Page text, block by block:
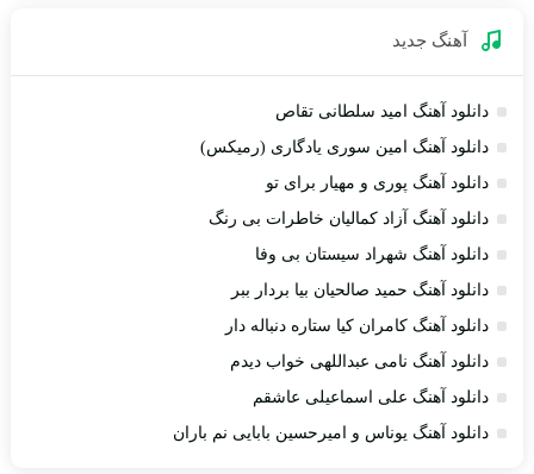
آهنگ جديد
دانلود آهنگ امید سلطانی تقاص
دانلود آهنگ امین سوری یادگاری (رمیکس)
دانلود آهنگ پوری و مهیار برای تو
دانلود آهنگ آزاد کمالیان خاطرات بی رنگ
دانلود آهنگ شهراد سیستان بی وفا
دانلود آهنگ حمید صالحیان بیا بردار ببر
دانلود آهنگ کامران کیا ستاره دنباله دار
دانلود آهنگ نامی عبداللهی خواب دیدم
دانلود آهنگ علی اسماعیلی عاشقم
دانلود آهنگ یوناس و امیرحسین بابایی نم باران